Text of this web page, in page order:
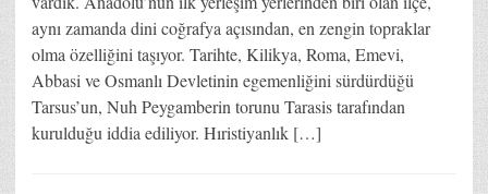
aynı zamanda dini coğrafya açısından, en zengin topraklar
olma özelliğini taşıyor. Tarihte, Kilikya, Roma, Emevi,
Abbasi ve Osmanlı Devletinin egemenliğini sürdürdüğü
Tarsus’un, Nuh Peygamberin torunu Tarasis tarafından
kurulduğu iddia ediliyor. Hıristiyanlık […]